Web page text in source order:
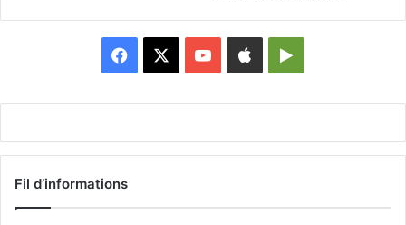
Facebook YouTubeAppleGoogle
Fil d’informations